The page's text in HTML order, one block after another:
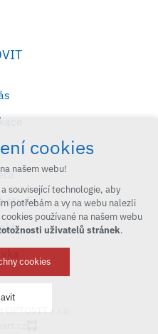
studie
s.r.o.
cookies
našem webu!
související technologie, aby
potřebám a vy na webu nalezli
používané na našem webu
uživatelů stránek.
cookies